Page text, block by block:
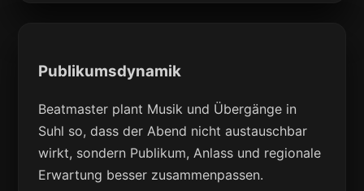
Publikumsdynamik
Beatmaster plant Musik und Übergänge in
Suhl so, dass der Abend nicht austauschbar
wirkt, sondern Publikum, Anlass und regionale
Erwartung besser zusammenpassen.